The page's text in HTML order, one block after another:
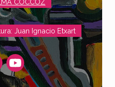
Juan Ignacio Etxart
in a new window)(Opens in a new window)